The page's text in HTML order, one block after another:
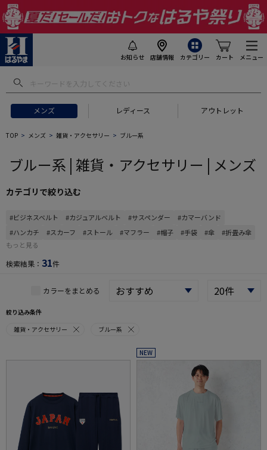
お知らせ 店舗情報 カテゴリー カート メニュー
メンズ レディース アウトレット
フトにおすすめ #セットアップ スーツ
TOP メンズ 雑貨・アクセサリー ブルー系
ブルー系 | 雑貨・アクセサリー | メンズ
カテゴリで絞り込む
#ビジネスベルト #カジュアルベルト #サスペンダー
#カマーバンド
#ハンカチ
#スカーフ #ストール #マフラー #帽子 #手袋 #傘
#折畳み傘
もっと見る
検索結果： 31件
カラーをまとめる
絞り込み条件
雑貨・アクセサリー
ブルー系
NEW